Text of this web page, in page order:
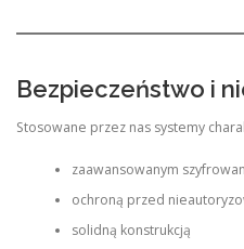
Bezpieczeństwo i
Stosowane przez nas systemy
zaawansowanym
ochroną przed
solidną konstrukcją